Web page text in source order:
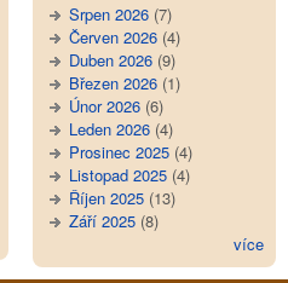
Srpen 2026(7)
Červen 2026(4)
Duben 2026(9)
Březen 2026(1)
Únor 2026(6)
Leden 2026(4)
Prosinec 2025(4)
Listopad 2025(4)
Říjen 2025(13)
Září 2025(8)
více